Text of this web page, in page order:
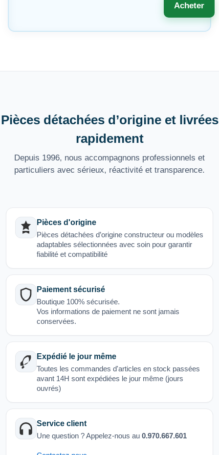
Acheter
Pièces détachées d’origine et livrées
rapidement
Depuis 1996, nous accompagnons professionnels et
particuliers avec sérieux, réactivité et transparence.
Pièces d'origine
Pièces détachées d’origine constructeur ou modèles
adaptables sélectionnées avec soin pour garantir
fiabilité et compatibilité
Paiement sécurisé
Boutique 100% sécurisée.
Vos informations de paiement ne sont jamais
conservées.
Expédié le jour même
Toutes les commandes d'articles en stock passées
avant 14H sont expédiées le jour même (jours
ouvrés)
Service client
Une question ? Appelez-nous au 0.970.667.601